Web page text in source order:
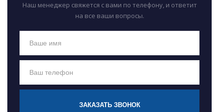
Наш менеджер свяжется с вами по телефону, и ответит
на все ваши вопросы.
ЗАКАЗАТЬ ЗВОНОК